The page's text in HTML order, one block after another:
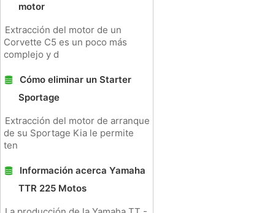
motor
Extracción del motor de un
Corvette C5 es un poco más
complejo y d
Cómo eliminar un Starter
Sportage
Extracción del motor de arranque
de su Sportage Kia le permite
ten
Información acerca Yamaha
TTR 225 Motos